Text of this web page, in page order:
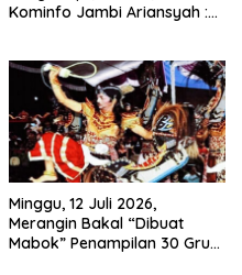
Kominfo Jambi Ariansyah :
Sejak 2002
Minggu, 12 Juli 2026,
Merangin Bakal “Dibuat
Mabok” Penampilan 30 Grup